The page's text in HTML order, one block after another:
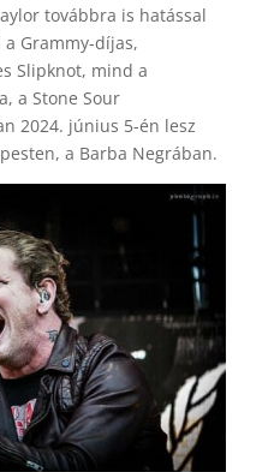
továbbra is hatással
Grammy-díjas,
Slipknot, mind a
a Stone Sour
2024. június 5-én lesz
a Barba Negrában.